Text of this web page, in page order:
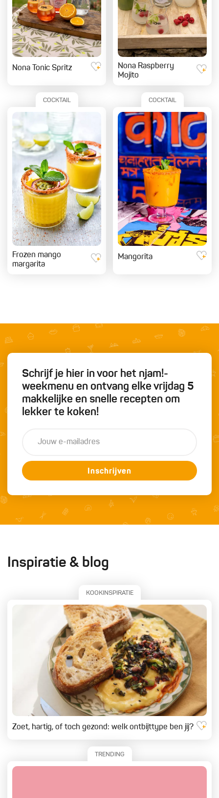
Nona Tonic Spritz
Nona Raspberry
Mojito
COCKTAIL
Frozen mango
margarita
COCKTAIL
Mangorita
Schrijf je hier in voor het njam!-
weekmenu en ontvang elke vrijdag 5
makkelijke en snelle recepten om
lekker te koken!
Inschrijven
Inspiratie & blog
KOOKINSPIRATIE
Zoet, hartig, of toch gezond: welk ontbijttype ben jij?
TRENDING